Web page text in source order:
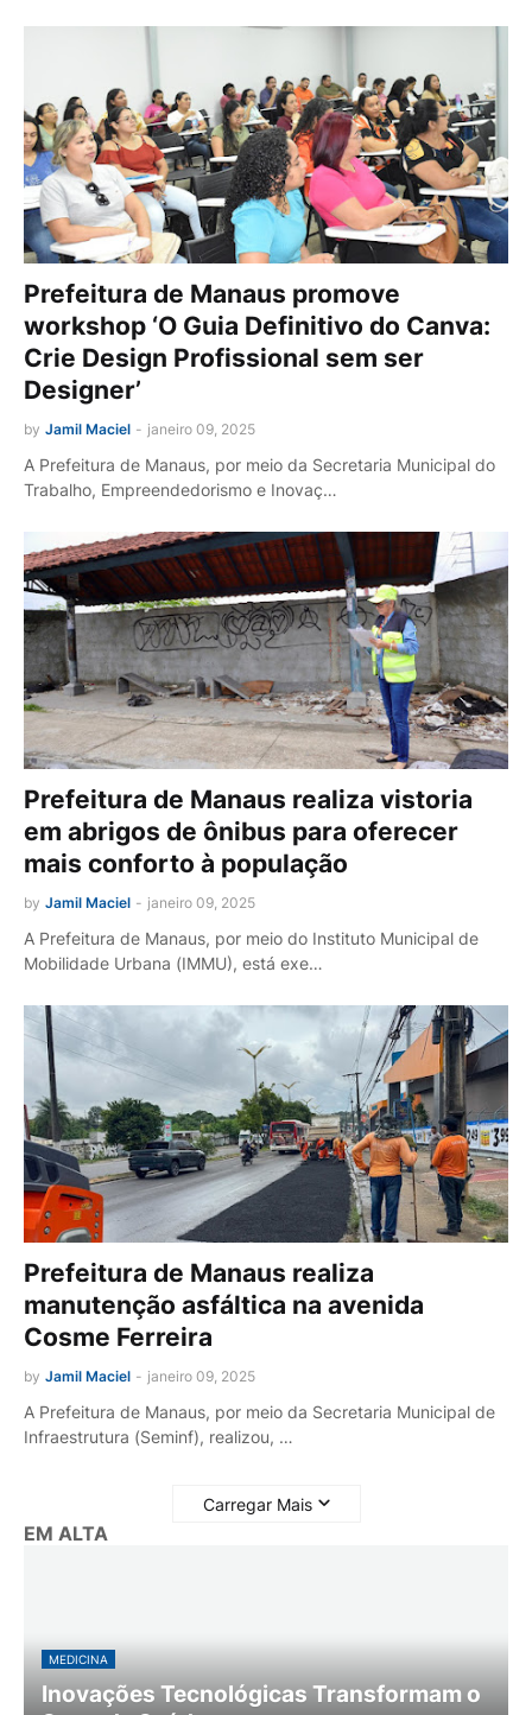
Prefeitura de Manaus promove
workshop ‘O Guia Definitivo do Canva:
Crie Design Profissional sem ser
Designer’
by Jamil Maciel - janeiro 09, 2025
A Prefeitura de Manaus, por meio da Secretaria Municipal do
Trabalho, Empreendedorismo e Inovaç…
Prefeitura de Manaus realiza vistoria
em abrigos de ônibus para oferecer
mais conforto à população
by Jamil Maciel - janeiro 09, 2025
A Prefeitura de Manaus, por meio do Instituto Municipal de
Mobilidade Urbana (IMMU), está exe…
Prefeitura de Manaus realiza
manutenção asfáltica na avenida
Cosme Ferreira
by Jamil Maciel - janeiro 09, 2025
A Prefeitura de Manaus, por meio da Secretaria Municipal de
Infraestrutura (Seminf), realizou, …
Carregar Mais
EM ALTA
MEDICINA
Inovações Tecnológicas Transformam o